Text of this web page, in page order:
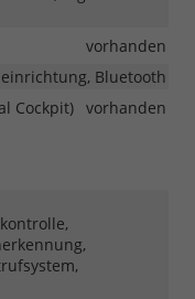
vorhanden
Bluetooth
Cockpit) vorhanden